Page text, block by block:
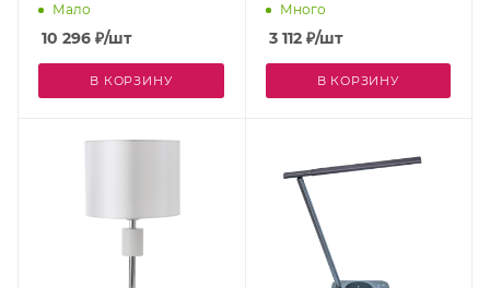
Мало
10 296 ₽/шт
В КОРЗИНУ
Много
3 112₽/шт
В КОРЗИНУ